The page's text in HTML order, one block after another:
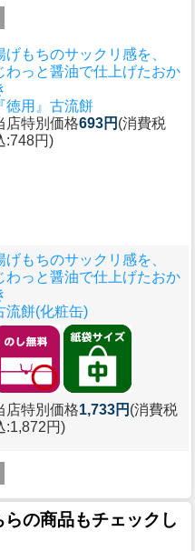
げもちのサックリ感を、
わっと醤油で仕上げたおか
『徳用』古流餅
店特別価格693円 (消費税
:748円)
げもちのサックリ感を、
わっと醤油で仕上げたおか
流餅(化粧缶)
店特別価格1,733円 (消費税
:1,872円)
の商品もチェックし